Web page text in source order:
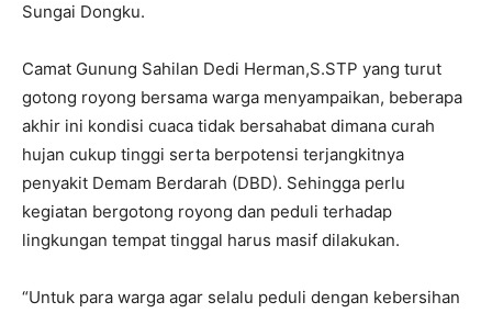
Sungai Dongku.
Camat Gunung Sahilan Dedi Herman,S.STP yang turut
gotong royong bersama warga menyampaikan, beberapa
akhir ini kondisi cuaca tidak bersahabat dimana curah
hujan cukup tinggi serta berpotensi terjangkitnya
penyakit Demam Berdarah (DBD). Sehingga perlu
kegiatan bergotong royong dan peduli terhadap
lingkungan tempat tinggal harus masif dilakukan.
“Untuk para warga agar selalu peduli dengan kebersihan